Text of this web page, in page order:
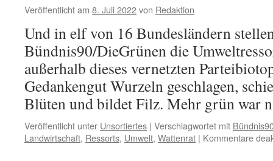
Veröffentlicht am 8. Juli 2022von Redaktion
Und in elf von 16 Bundesländern
Bündnis90/DieGrünen die
außerhalb dieses vernetzten
Gedankengut Wurzeln geschlagen,
Blüten und bildet Filz. Mehr grün war
Veröffentlicht unter Unsortiertes | Verschlagwortet mit
Landwirtschaft, Ressorts, Umwelt, Wattenrat | Kommentare